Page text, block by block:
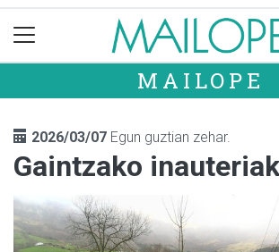
MAILOPE
2026/03/07 Egun guztian zehar.
Gaintzako inauteriak